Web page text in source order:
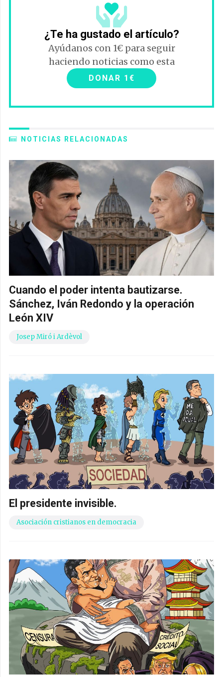
¿Te ha gustado el artículo?
Ayúdanos con 1€ para seguir
haciendo noticias como esta
DONAR 1€
NOTICIAS RELACIONADAS
Cuando el poder intenta bautizarse.
Sánchez, Iván Redondo y la operación
León XIV
Josep Miró i Ardèvol
El presidente invisible.
Asociación cristianos en democracia